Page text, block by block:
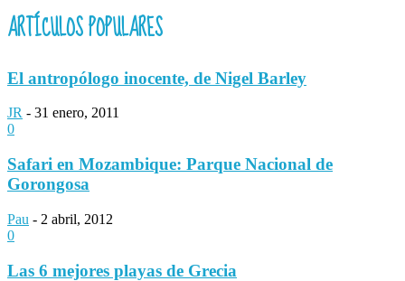
ARTÍCULOS POPULARES
El antropólogo inocente, de Nigel Barley
JR - 31 enero, 2011
0
Safari en Mozambique: Parque Nacional de
Gorongosa
Pau - 2 abril, 2012
0
Las 6 mejores playas de Grecia